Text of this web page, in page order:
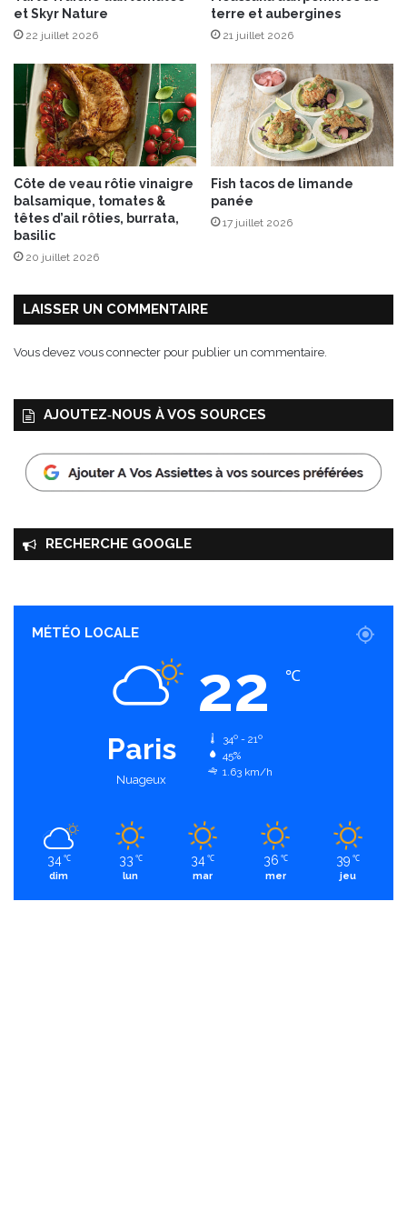
i
e
et Skyr Nature
22 juillet 2026
terre et aubergines
21 juillet 2026
Côte de veau rôtie vinaigre
balsamique, tomates &
têtes d’ail rôties, burrata,
basilic
20 juillet 2026
Fish tacos de limande
panée
17 juillet 2026
LAISSER UN COMMENTAIRE
Vous devez vous connecter pour publier un commentaire.
AJOUTEZ‑NOUS À VOS SOURCES
RECHERCHE GOOGLE
MÉTÉO LOCALE
Paris
Nuageux
22 ℃
34º - 21º
45%
1.63 km/h
34 ℃
dim
33 ℃
lun
34 ℃
mar
36 ℃
mer
39 ℃
jeu